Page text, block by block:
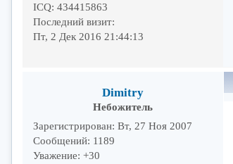
ICQ: 434415863
Последний визит:
Пт, 2 Дек 2016 21:44:13
Dimitry
Небожитель
Зарегистрирован: Вт, 27 Ноя 2007
Сообщений: 1189
Уважение: +30